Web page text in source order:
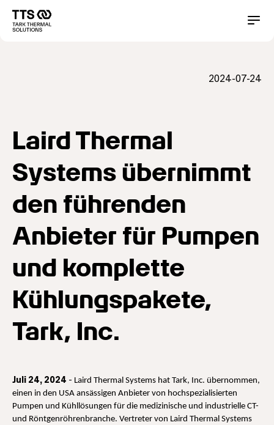
zum
Inhalt
2024-07-24
Laird Thermal
Systems übernimmt
den führenden
Anbieter für Pumpen
und komplette
Kühlungspakete,
Tark, Inc.
Juli 24, 2024 - Laird Thermal Systems hat Tark, Inc. übernommen,
einen in den USA ansässigen Anbieter von hochspezialisierten
Pumpen und Kühllösungen für die medizinische und industrielle CT-
und Röntgenröhrenbranche. Vertreter von Laird Thermal Systems